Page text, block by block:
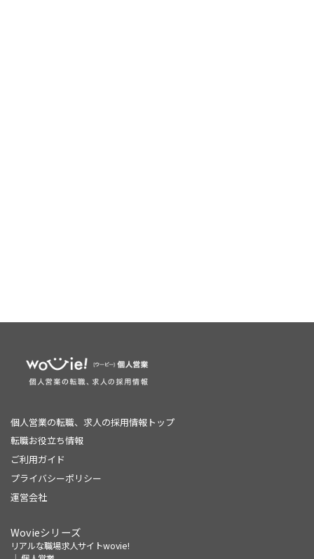
個人営業の転職、求人の採用情報トップ
転職お役立ち情報
ご利用ガイド
プライバシーポリシー
運営会社
Wovieシリーズ
リアルな職場求人サイトwovie!